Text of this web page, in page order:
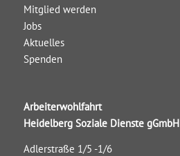
Mitglied werden
Jobs
Aktuelles
Spenden
Arbeiterwohlfahrt
Heidelberg Soziale Dienste gGmbH
Adlerstraße 1/5 -1/6